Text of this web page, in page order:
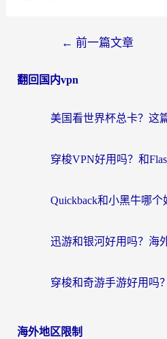
← 前一篇文章
翻回国内vpn
海外地区限制